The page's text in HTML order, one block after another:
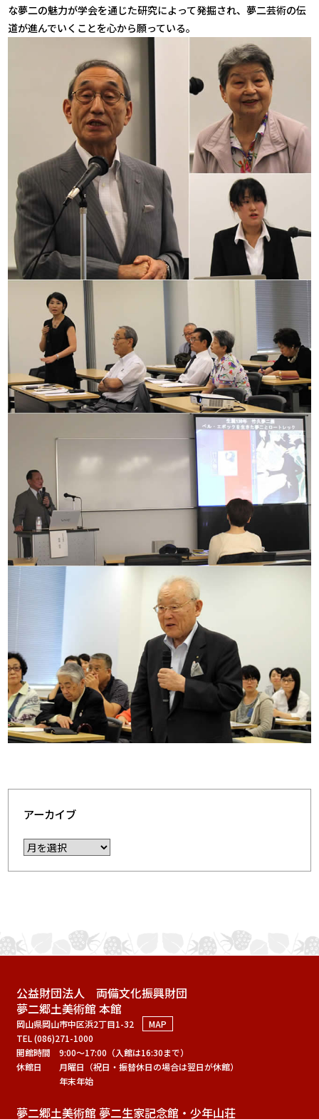
な夢二の魅力が学会を通じた研究によって発掘され、夢二芸術の伝
道が進んでいくことを心から願っている。
アーカイブ
公益財団法人 両備文化振興財団
夢二郷土美術館 本館
岡山県岡山市中区浜2丁目1-32
MAP
TEL (086)271-1000
開館時間
9:00～17:00（入館は16:30まで）
休館日
月曜日（祝日・振替休日の場合は翌日が休館）
年末年始
夢二郷土美術館 夢二生家記念館・少年山荘